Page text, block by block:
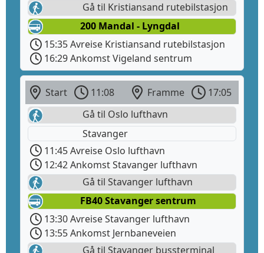
Gå til Kristiansand rutebilstasjon
200 Mandal - Lyngdal
15:35 Avreise Kristiansand rutebilstasjon
16:29 Ankomst Vigeland sentrum
Start 11:08 Framme
17:05
Gå til Oslo lufthavn
Stavanger
11:45 Avreise Oslo lufthavn
12:42 Ankomst Stavanger lufthavn
Gå til Stavanger lufthavn
FB40 Stavanger sentrum
13:30 Avreise Stavanger lufthavn
13:55 Ankomst Jernbaneveien
Gå til Stavanger bussterminal